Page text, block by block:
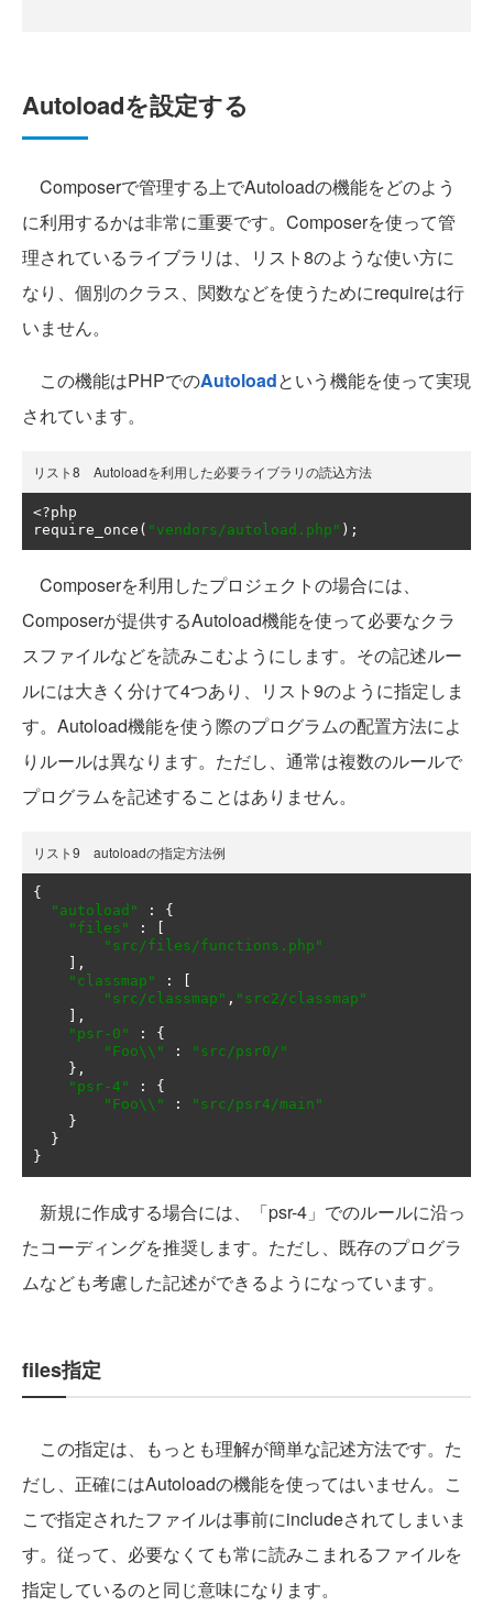
Autoloadを設定する
Composerで管理する上でAutoloadの機能をどのよう
に利用するかは非常に重要です。Composerを使って管
理されているライブラリは、リスト8のような使い方に
なり、個別のクラス、関数などを使うためにrequireは行
いません。
この機能はPHPでのAutoloadという機能を使って実現
されています。
リスト8 Autoloadを利用した必要ライブラリの読込方法
<?php
require_once ( "vendors/autoload.php" );
Composerを利用したプロジェクトの場合には、
Composerが提供するAutoload機能を使って必要なクラ
スファイルなどを読みこむようにします。その記述ルー
ルには大きく分けて4つあり、リスト9のように指定しま
す。Autoload機能を使う際のプログラムの配置方法によ
りルールは異なります。ただし、通常は複数のルールで
プログラムを記述することはありません。
リスト9 autoloadの指定方法例
{
"autoload"
:
{
"files"
:
"src/files/functions.php"
],
"classmap"
:
"src/classmap" , "src2/classmap"
],
"psr-0"
:
{
"Foo\\"
:
"src/psr0/"
},
"psr-4"
:
{
"Foo\\"
:
"src/psr4/main"
}
}
}
新規に作成する場合には、「psr-4」でのルールに沿っ
たコーディングを推奨します。ただし、既存のプログラ
ムなども考慮した記述ができるようになっています。
files指定
この指定は、もっとも理解が簡単な記述方法です。た
だし、正確にはAutoloadの機能を使ってはいません。こ
こで指定されたファイルは事前にincludeされてしまいま
す。従って、必要なくても常に読みこまれるファイルを
指定しているのと同じ意味になります。